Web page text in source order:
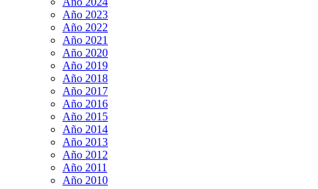
Año 2023
Año 2022
Año 2021
Año 2020
Año 2019
Año 2018
Año 2017
Año 2016
Año 2015
Año 2014
Año 2013
Año 2012
Año 2011
Año 2010